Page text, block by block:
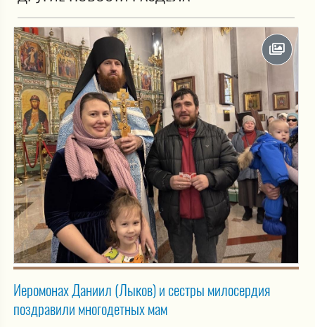
Иеромонах Даниил (Лыков) и сестры милосердия
поздравили многодетных мам